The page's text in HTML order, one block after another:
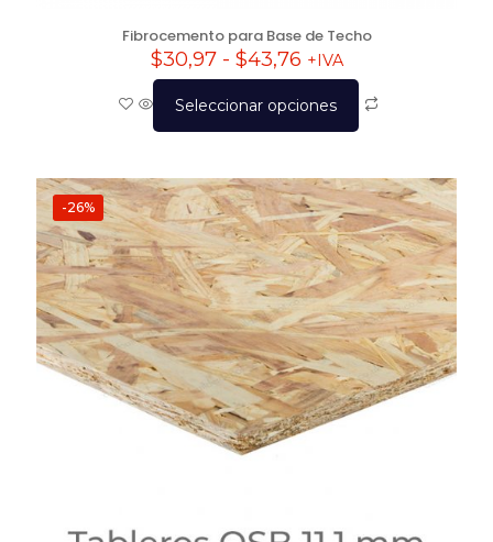
Fibrocemento para Base de Techo
$30,97 - $43,76 +IVA
Seleccionar opciones
-26%